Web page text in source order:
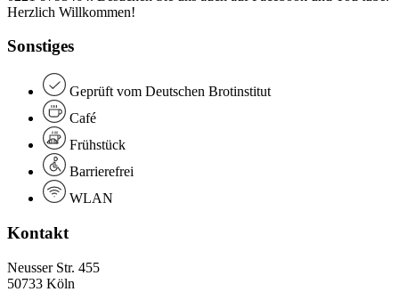
Herzlich Willkommen!
Sonstiges
Geprüft vom Deutschen Brotinstitut
Café
Frühstück
Barrierefrei
WLAN
Kontakt
Neusser Str. 455
50733 Köln